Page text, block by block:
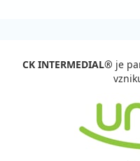
CK INTERMEDIAL® je